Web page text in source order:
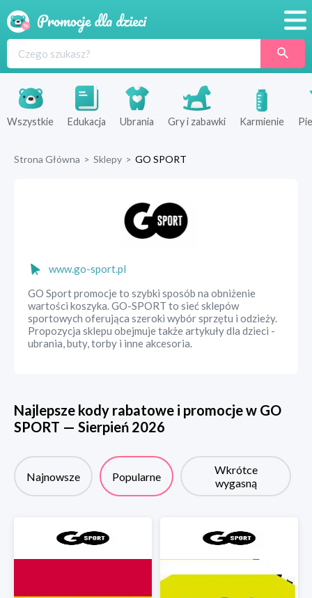
Produkty
Sklepy
Wszystkie Edukacja Ubrania Gry i zabawki Karmienie
Strona Główna > Sklepy > GO SPORT
www.go-sport.pl
GO Sport promocje to szybki sposób na obniżenie
wartości koszyka. GO-SPORT to sieć sklepów
sportowych oferująca szeroki wybór sprzętu i odzieży.
Propozycja sklepu obejmuje także artykuły dla dzieci -
ubrania, buty, torby i inne akcesoria.
Najlepsze kody rabatowe i promocje w GO
SPORT — Sierpień 2026
Najnowsze Popularne
Wkrótce
wygasną